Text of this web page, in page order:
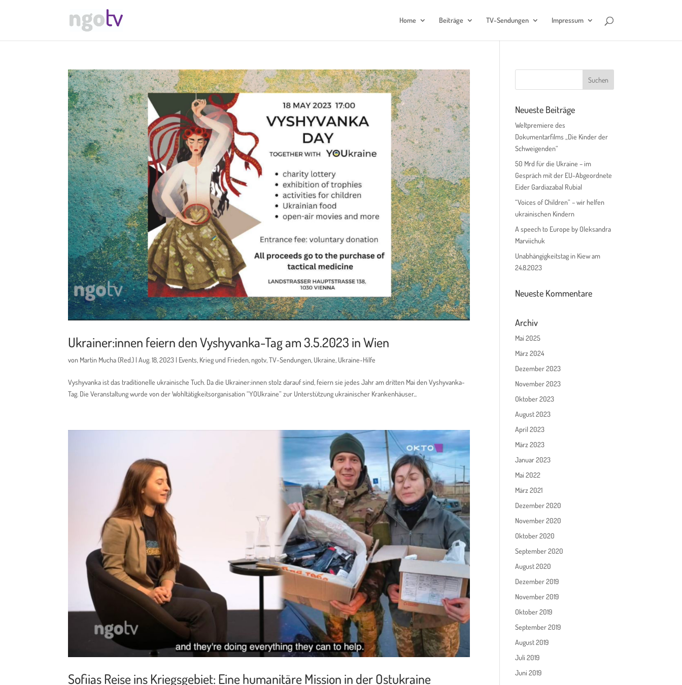
Home Beiträge TV-Sendungen Impressum
Ukrainer:innen feiern den Vyshyvanka-Tag am 3.5.2023 in Wien
von Martin Mucha (Red.) |Aug. 18, 2023 | Events, Krieg und Frieden,ngotv,TV-Sendungen, Ukraine, Ukraine-Hilfe
Vyshyvanka ist das traditionelle ukrainische Tuch. Da die Ukrainer:innen stolz darauf sind, feiern sie jedes Jahr am dritten Mai den Vyshyvanka-
Tag. Die Veranstaltung wurde von der Wohltätigkeitsorganisation “YOUkraine” zur Unterstützung ukrainischer Krankenhäuser...
Sofiias Reise ins Kriegsgebiet: Eine humanitäre Mission in der Ostukraine
Neueste Beiträge
Weltpremiere des
Dokumentarfilms „Die Kinder der
Schweigenden“
50 Mrd für die Ukraine – im
Gespräch mit der EU-Abgeordnete
Eider Gardiazabal Rubial
“Voices of Children” – wir helfen
ukrainischen Kindern
A speech to Europe by Oleksandra
Marviichuk
Unabhängigkeitstag in Kiew am
24.8.2023
Neueste Kommentare
Archiv
Mai 2025
März 2024
Dezember 2023
November 2023
Oktober 2023
August 2023
April 2023
März 2023
Januar 2023
Mai 2022
März 2021
Dezember 2020
November 2020
Oktober 2020
September 2020
August 2020
Dezember 2019
November 2019
Oktober 2019
September 2019
August 2019
Juli 2019
Juni 2019